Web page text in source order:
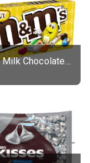
Peanut, Milk Chocolate Candies